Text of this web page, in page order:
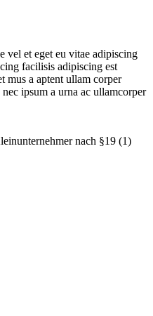
vel et eget eu vitae adipiscing
facilisis adipiscing est
mus a aptent ullam corper
ipsum a urna ac ullamcorper
nach §19 (1)